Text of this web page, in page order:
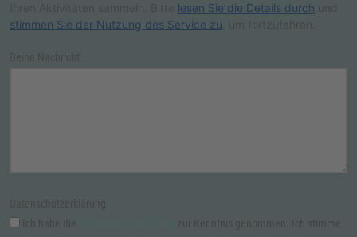
lesen Sie die Details durch
stimmen Sie der Nutzung des Service zu